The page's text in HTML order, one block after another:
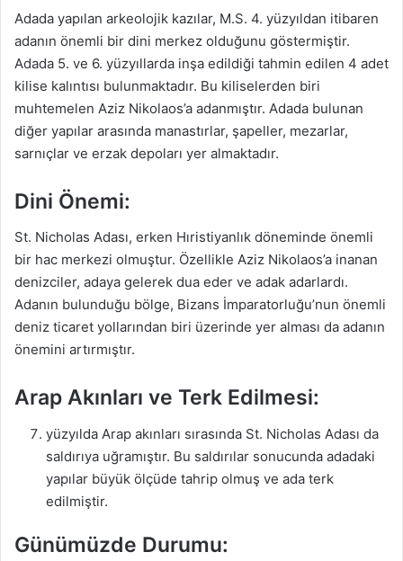
Adada yapılan arkeolojik kazılar, M.S. 4. yüzyıldan itibaren
adanın önemli bir dini merkez olduğunu göstermiştir.
Adada 5. ve 6. yüzyıllarda inşa edildiği tahmin edilen 4 adet
kilise kalıntısı bulunmaktadır. Bu kiliselerden biri
muhtemelen Aziz Nikolaos’a adanmıştır. Adada bulunan
diğer yapılar arasında manastırlar, şapeller, mezarlar,
sarnıçlar ve erzak depoları yer almaktadır.
Dini Önemi:
St. Nicholas Adası, erken Hıristiyanlık döneminde önemli
bir hac merkezi olmuştur. Özellikle Aziz Nikolaos’a inanan
denizciler, adaya gelerek dua eder ve adak adarlardı.
Adanın bulunduğu bölge, Bizans İmparatorluğu’nun önemli
deniz ticaret yollarından biri üzerinde yer alması da adanın
önemini artırmıştır.
Arap Akınları ve Terk Edilmesi:
yüzyılda Arap akınları sırasında St. Nicholas Adası da
saldırıya uğramıştır. Bu saldırılar sonucunda adadaki
yapılar büyük ölçüde tahrip olmuş ve ada terk
edilmiştir.
Günümüzde Durumu: